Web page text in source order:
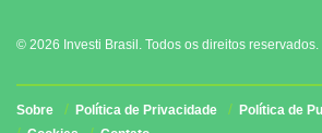
© 2026 Investi Brasil. Todos os direitos reservados.
Sobre Política de Privacidade
Política de